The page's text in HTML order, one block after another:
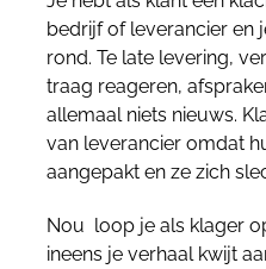
bedrijf of leverancier en
rond. Te late levering,
traag reageren,
allemaal niets nieuws.
van leverancier omdat
aangepakt en ze zich
Nou loop je als klager
ineens je verhaal kwijt